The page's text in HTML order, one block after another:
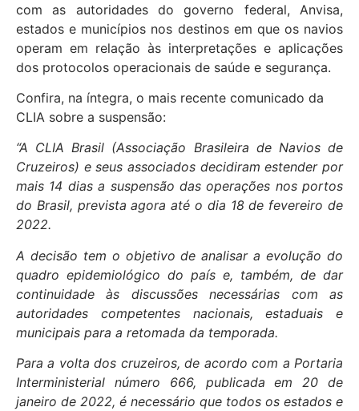
com as autoridades do governo federal, Anvisa,
estados e municípios nos destinos em que os navios
operam em relação às interpretações e aplicações
dos protocolos operacionais de saúde e segurança.
Confira, na íntegra, o mais recente comunicado da
CLIA sobre a suspensão:
“A CLIA Brasil (Associação Brasileira de Navios de
Cruzeiros) e seus associados decidiram estender por
mais 14 dias a suspensão das operações nos portos
do Brasil, prevista agora até o dia 18 de fevereiro de
2022.
A decisão tem o objetivo de analisar a evolução do
quadro epidemiológico do país e, também, de dar
continuidade às discussões necessárias com as
autoridades competentes nacionais, estaduais e
municipais para a retomada da temporada.
Para a volta dos cruzeiros, de acordo com a Portaria
Interministerial número 666, publicada em 20 de
janeiro de 2022, é necessário que todos os estados e